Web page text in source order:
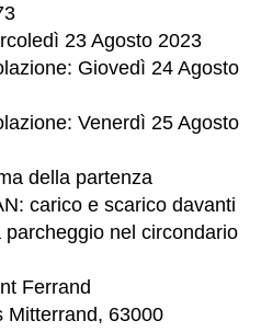
23 Agosto 2023
Giovedì 24 Agosto
Venerdì 25 Agosto
della partenza
carico e scarico davanti
nel circondario
Ferrand
Mitterrand, 63000